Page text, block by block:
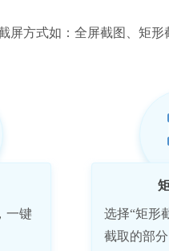
屏方式如：全屏截图、矩
一键
选择“矩形
截取的部